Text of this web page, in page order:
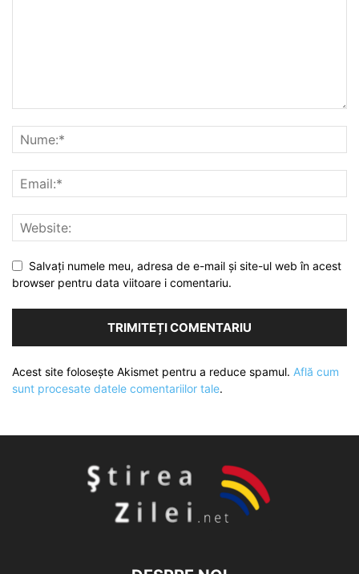
Salvați numele meu, adresa de e-mail și site-ul web în acest
browser pentru data viitoare i comentariu.
Acest site folosește Akismet pentru a reduce spamul. Află cum
sunt procesate datele comentariilor tale.